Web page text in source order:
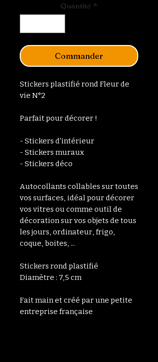
Quantité *
Commander
Stickers plastifié rond Fleur de
vie N°2
Parfait pour décorer !
- Stickers d'intérieur
- Stickers muraux
- Stickers déco
Autocollants collables sur toutes
vos surfaces, idéal pour décorer
vos vitres ou comme outil de
décoration sur vos objets de tous
les jours, ordinateur, frigo,
coque, boites, ...
Stickers rond plastifié
Diamètre : 7,5 cm
Fait main et créé par une petite
entreprise française